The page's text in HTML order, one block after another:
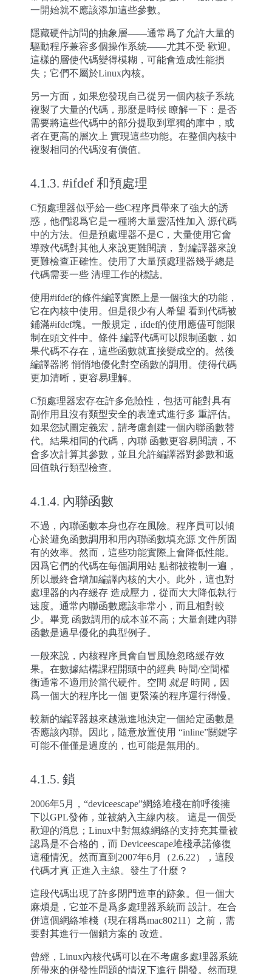
一開始就不應該添加這些參數。
隱藏硬件訪問的抽象層——通常爲了允許大量的
驅動程序兼容多個操作系統——尤其不受 歡迎。
這樣的層使代碼變得模糊，可能會造成性能損
失；它們不屬於Linux內核。
另一方面，如果您發現自己從另一個內核子系統
複製了大量的代碼，那麼是時候 瞭解一下：是否
需要將這些代碼中的部分提取到單獨的庫中，或
者在更高的層次上 實現這些功能。在整個內核中
複製相同的代碼沒有價值。
4.1.3. #ifdef 和預處理
C預處理器似乎給一些C程序員帶來了強大的誘
惑，他們認爲它是一種將大量靈活性加入 源代碼
中的方法。但是預處理器不是C，大量使用它會
導致代碼對其他人來說更難閱讀， 對編譯器來說
更難檢查正確性。使用了大量預處理器幾乎總是
代碼需要一些 清理工作的標誌。
使用#ifdef的條件編譯實際上是一個強大的功能，
它在內核中使用。但是很少有人希望 看到代碼被
鋪滿#ifdef塊。一般規定，ifdef的使用應儘可能限
制在頭文件中。條件 編譯代碼可以限制函數，如
果代碼不存在，這些函數就直接變成空的。然後
編譯器將 悄悄地優化對空函數的調用。使得代碼
更加清晰，更容易理解。
C預處理器宏存在許多危險性，包括可能對具有
副作用且沒有類型安全的表達式進行多 重評估。
如果您試圖定義宏，請考慮創建一個內聯函數替
代。結果相同的代碼，內聯 函數更容易閱讀，不
會多次計算其參數，並且允許編譯器對參數和返
回值執行類型檢查。
4.1.4. 內聯函數
不過，內聯函數本身也存在風險。程序員可以傾
心於避免函數調用和用內聯函數填充源 文件所固
有的效率。然而，這些功能實際上會降低性能。
因爲它們的代碼在每個調用站 點都被複制一遍，
所以最終會增加編譯內核的大小。此外，這也對
處理器的內存緩存 造成壓力，從而大大降低執行
速度。通常內聯函數應該非常小，而且相對較
少。畢竟 函數調用的成本並不高；大量創建內聯
函數是過早優化的典型例子。
一般來說，內核程序員會自冒風險忽略緩存效
果。在數據結構課程開頭中的經典 時間/空間權
衡通常不適用於當代硬件。空間 就是 時間，因
爲一個大的程序比一個 更緊湊的程序運行得慢。
較新的編譯器越來越激進地決定一個給定函數是
否應該內聯。因此，隨意放置使用 “inline”關鍵字
可能不僅僅是過度的，也可能是無用的。
4.1.5. 鎖
2006年5月，“deviceescape”網絡堆棧在前呼後擁
下以GPL發佈，並被納入主線內核。 這是一個受
歡迎的消息；Linux中對無線網絡的支持充其量被
認爲是不合格的，而 Deviceescape堆棧承諾修復
這種情況。然而直到2007年6月（2.6.22），這段
代碼才真 正進入主線。發生了什麼？
這段代碼出現了許多閉門造車的跡象。但一個大
麻煩是，它並不是爲多處理器系統而 設計。在合
併這個網絡堆棧（現在稱爲mac80211）之前，需
要對其進行一個鎖方案的 改造。
曾經，Linux內核代碼可以在不考慮多處理器系統
所帶來的併發性問題的情況下進行 開發。然而現